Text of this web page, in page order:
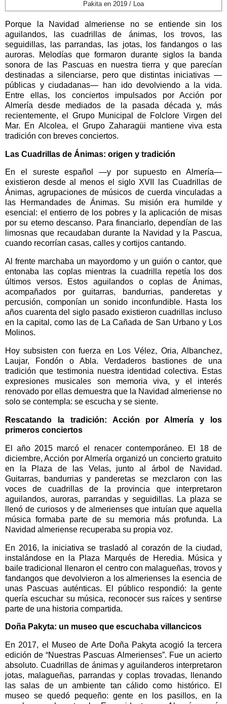
Pakita en 2019 / Loa
Porque la Navidad almeriense no se entiende sin los
aguilandos, las cuadrillas de ánimas, los trovos, las
seguidillas, las parrandas, las jotas, los fandangos o las
auroras. Melodías que formaron durante siglos la banda
sonora de las Pascuas en nuestra tierra y que parecían
destinadas a silenciarse, pero que distintas iniciativas —
públicas y ciudadanas— han ido devolviendo a la vida.
Entre ellas, los conciertos impulsados por Acción por
Almería desde mediados de la pasada década y, más
recientemente, el Grupo Municipal de Folclore Virgen del
Mar. En Alcolea, el Grupo Zaharagüi mantiene viva esta
tradición con breves conciertos.
Las Cuadrillas de Ánimas: origen y tradición
En el sureste español —y por supuesto en Almería—
existieron desde al menos el siglo XVII las Cuadrillas de
Ánimas, agrupaciones de músicos de cuerda vinculadas a
las Hermandades de Ánimas. Su misión era humilde y
esencial: el entierro de los pobres y la aplicación de misas
por su eterno descanso. Para financiarlo, dependían de las
limosnas que recaudaban durante la Navidad y la Pascua,
cuando recorrían casas, calles y cortijos cantando.
Al frente marchaba un mayordomo y un guión o cantor, que
entonaba las coplas mientras la cuadrilla repetía los dos
últimos versos. Estos aguilandos o coplas de Ánimas,
acompañados por guitarras, bandurrias, panderetas y
percusión, componían un sonido inconfundible. Hasta los
años cuarenta del siglo pasado existieron cuadrillas incluso
en la capital, como las de La Cañada de San Urbano y Los
Molinos.
Hoy subsisten con fuerza en Los Vélez, Oria, Albanchez,
Laujar, Fondón o Abla. Verdaderos bastiones de una
tradición que testimonia nuestra identidad colectiva. Estas
expresiones musicales son memoria viva, y el interés
renovado por ellas demuestra que la Navidad almeriense no
solo se contempla: se escucha y se siente.
Rescatando la tradición: Acción por Almería y los
primeros conciertos
El año 2015 marcó el renacer contemporáneo. El 18 de
diciembre, Acción por Almería organizó un concierto gratuito
en la Plaza de las Velas, junto al árbol de Navidad.
Guitarras, bandurrias y panderetas se mezclaron con las
voces de cuadrillas de la provincia que interpretaron
aguilandos, auroras, parrandas y seguidillas. La plaza se
llenó de curiosos y de almerienses que intuían que aquella
música formaba parte de su memoria más profunda. La
Navidad almeriense recuperaba su propia voz.
En 2016, la iniciativa se trasladó al corazón de la ciudad,
instalándose en la Plaza Marqués de Heredia. Música y
baile tradicional llenaron el centro con malagueñas, trovos y
fandangos que devolvieron a los almerienses la esencia de
unas Pascuas auténticas. El público respondió: la gente
quería escuchar su música, reconocer sus raíces y sentirse
parte de una historia compartida.
Doña Pakyta: un museo que escuchaba villancicos
En 2017, el Museo de Arte Doña Pakyta acogió la tercera
edición de “Nuestras Pascuas Almerienses”. Fue un acierto
absoluto. Cuadrillas de ánimas y aguilanderos interpretaron
jotas, malagueñas, parrandas y coplas trovadas, llenando
las salas de un ambiente tan cálido como histórico. El
museo se quedó pequeño: gente en los pasillos, en la